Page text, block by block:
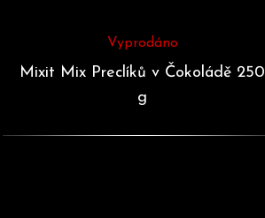
Mixit Mix Preclíků v Čokoládě 250
g
Vyprodáno